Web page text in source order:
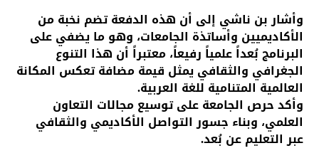
وأشار بن ناشي إلى أن هذه الدفعة تضم نخبة من
الأكاديميين وأساتذة الجامعات، وهو ما يضفي على
البرنامج بُعداً علمياً رفيعاً، معتبراً أن هذا التنوع
الجغرافي والثقافي يمثل قيمة مضافة تعكس المكانة
العالمية المتنامية للغة العربية.
وأكد حرص الجامعة على توسيع مجالات التعاون
العلمي، وبناء جسور التواصل الأكاديمي والثقافي
عبر التعليم عن بُعد.